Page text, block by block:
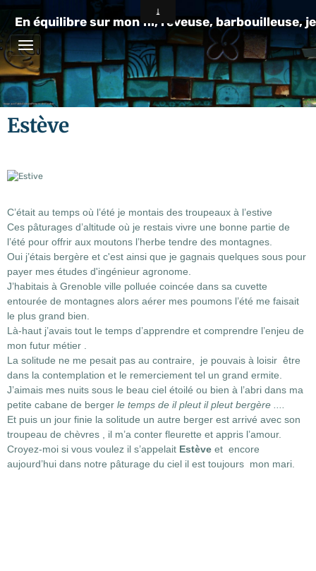
En équilibre sur mon fil, rêveuse, barbouilleuse,
Estève
C’était au temps où l’été je montais des troupeaux à l’estive
Ces pâturages d’altitude où je restais vivre une bonne partie de
l’été pour offrir aux moutons l’herbe tendre des montagnes.
Oui j’étais bergère et c'est ainsi que je gagnais quelques sous pour
payer mes études d'ingénieur agronome.
J’habitais à Grenoble ville polluée coincée dans sa cuvette
entourée de montagnes alors aérer mes poumons l’été me faisait
le plus grand bien.
Là-haut j’avais tout le temps d’apprendre et comprendre l’enjeu de
mon futur métier .
La solitude ne me pesait pas au contraire, je pouvais à loisir être
dans la contemplation et le remerciement tel un grand ermite.
J’aimais mes nuits sous le beau ciel étoilé ou bien à l’abri dans ma
petite cabane de berger le temps de il pleut il pleut bergère ....
Et puis un jour finie la solitude un autre berger est arrivé avec son
troupeau de chèvres , il m’a conter fleurette et appris l’amour.
Croyez-moi si vous voulez il s’appelait Estève et encore
aujourd’hui dans notre pâturage du ciel il est toujours mon mari.